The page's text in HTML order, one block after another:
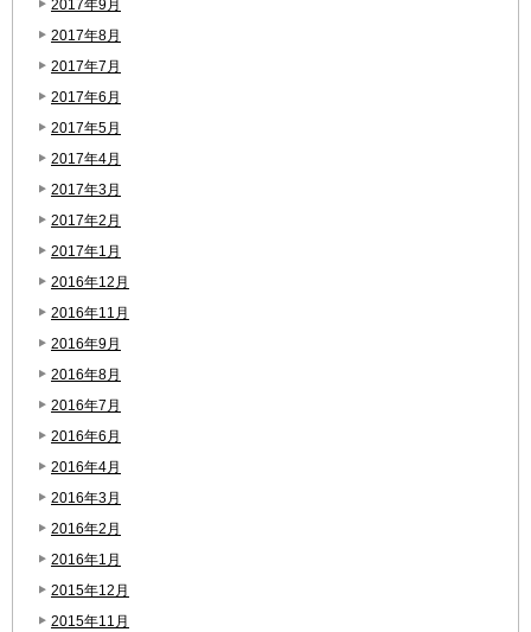
2017年9月
2017年8月
2017年7月
2017年6月
2017年5月
2017年4月
2017年3月
2017年2月
2017年1月
2016年12月
2016年11月
2016年9月
2016年8月
2016年7月
2016年6月
2016年4月
2016年3月
2016年2月
2016年1月
2015年12月
2015年11月